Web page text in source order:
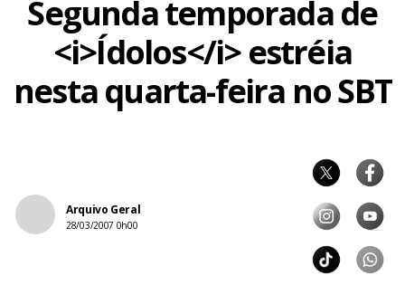
Segunda temporada de
<i>Ídolos</i> estréia
nesta quarta-feira no SBT
Arquivo Geral
28/03/2007 0h00